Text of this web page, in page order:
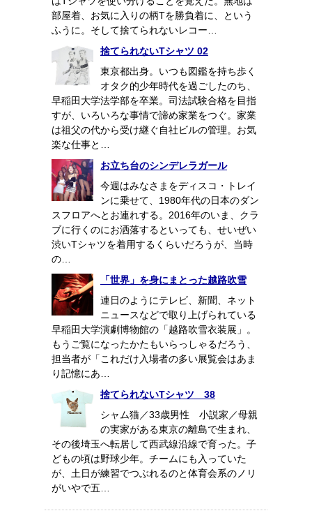
部屋着、お気に入りの柄Tを勝負着に、という
ふうに。そして捨てられないレコー…
捨てられないTシャツ 02
東京都出身。いつも図鑑を持ち歩く
オタク的少年時代を過ごしたのち、
早稲田大学法学部を卒業。司法試験合格を目指
すが、いろいろな事情で諦め家業をつぐ。家業
は祖父の代から受け継ぐ自社ビルの管理。お気
楽な仕事と…
お立ち台のシンデレラガール
今週はみなさまをディスコ・トレイ
ンに乗せて、1980年代の日本のダン
スフロアへとお連れする。2016年のいま、クラ
ブに行くのにお洒落するといっても、せいぜい
渋いTシャツを着用するくらいだろうが、当時
の…
「世界」を身にまとった越路吹雪
連日のようにテレビ、新聞、ネット
ニュースなどで取り上げられている
早稲田大学演劇博物館の「越路吹雪衣装展」。
もうご覧になったかたもいらっしゃるだろう、
担当者が「これだけ入場者の多い展覧会はあま
り記憶にあ…
捨てられないTシャツ 38
シャム猫／33歳男性 小説家／母親
の実家がある東京の離島で生まれ、
その後埼玉へ転居して西武線沿線で育った。子
どもの頃は野球少年。チームにも入っていた
が、土日が練習でつぶれるのと体育会系のノリ
がいやで五…